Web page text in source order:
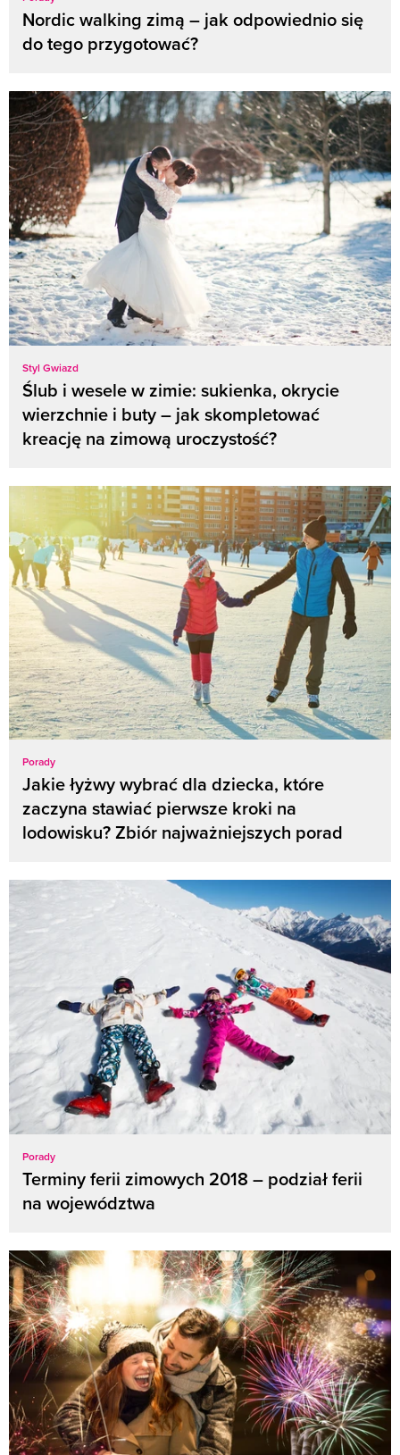
Nordic walking zimą – jak odpowiednio się
do tego przygotować?
Styl Gwiazd
Ślub i wesele w zimie: sukienka, okrycie
wierzchnie i buty – jak skompletować
kreację na zimową uroczystość?
Porady
Jakie łyżwy wybrać dla dziecka, które
zaczyna stawiać pierwsze kroki na
lodowisku? Zbiór najważniejszych porad
Porady
Terminy ferii zimowych 2018 – podział ferii
na województwa